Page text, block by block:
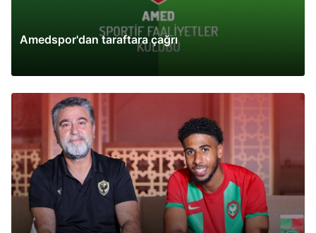
Amedspor'dan taraftara çağrı